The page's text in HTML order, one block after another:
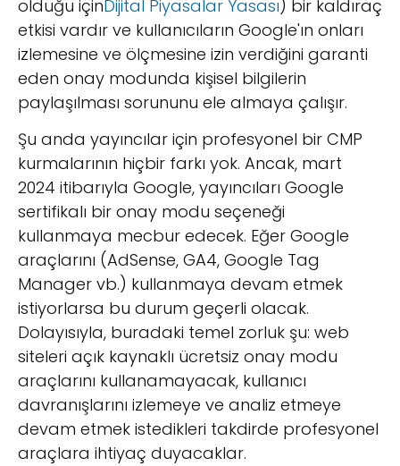
olduğu içinDijital Piyasalar Yasası) bir kaldıraç
etkisi vardır ve kullanıcıların Google'ın onları
izlemesine ve ölçmesine izin verdiğini garanti
eden onay modunda kişisel bilgilerin
paylaşılması sorununu ele almaya çalışır.
Şu anda yayıncılar için profesyonel bir CMP
kurmalarının hiçbir farkı yok. Ancak, mart
2024 itibarıyla Google, yayıncıları Google
sertifikalı bir onay modu seçeneği
kullanmaya mecbur edecek. Eğer Google
araçlarını (AdSense, GA4, Google Tag
Manager vb.) kullanmaya devam etmek
istiyorlarsa bu durum geçerli olacak.
Dolayısıyla, buradaki temel zorluk şu: web
siteleri açık kaynaklı ücretsiz onay modu
araçlarını kullanamayacak, kullanıcı
davranışlarını izlemeye ve analiz etmeye
devam etmek istedikleri takdirde profesyonel
araçlara ihtiyaç duyacaklar.